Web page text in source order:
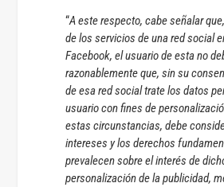
“A este respecto, cabe señalar
de los servicios de una red social
Facebook, el usuario de esta no
razonablemente que, sin su
de esa red social trate los datos
usuario con fines de
estas circunstancias, debe
intereses y los derechos
prevalecen sobre el interés de
personalización de la publicidad,